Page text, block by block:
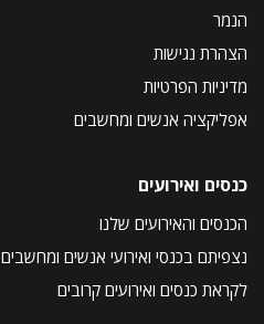
הנמר
הצהרת נגישות
מדיניות הפרטיות
אפליקציה אנשים ומחשבים
כנסים ואירועים
הכנסים והאירועים שלנו
נצפיתם בכנסי ואירועי אנשים ומחשבים
לקראת כנסים ואירועים קרובים